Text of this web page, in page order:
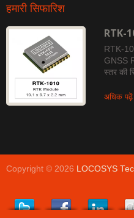
हमारी सिफारिश
RTK-
RTK-
GNSS
स्तर की
अधिक पढ़ें
Copyright © 2026 LOCOSYS